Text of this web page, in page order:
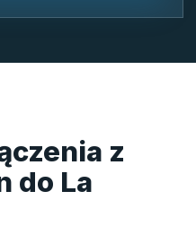
z
do La